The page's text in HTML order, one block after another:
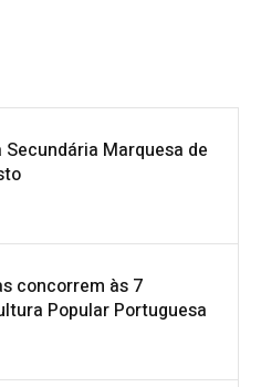
Secundária Marquesa de
concorrem às 7
Popular Portuguesa